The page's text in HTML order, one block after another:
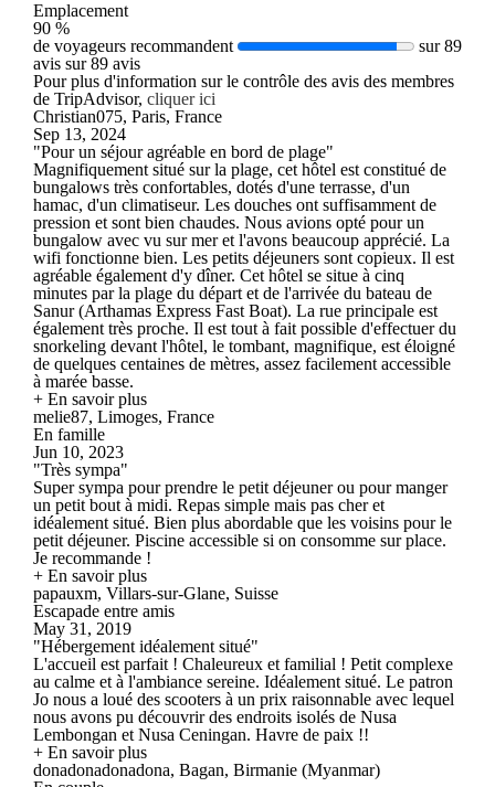
Emplacement
90 %
de voyageurs recommandent
sur 89
avis sur 89 avis
Pour plus d'information sur le contrôle des avis des membres
de TripAdvisor, cliquer ici
Christian075, Paris, France
Sep 13, 2024
"Pour un séjour agréable en bord de plage"
Magnifiquement situé sur la plage, cet hôtel est constitué de
bungalows très confortables, dotés d'une terrasse, d'un
hamac, d'un climatiseur. Les douches ont suffisamment de
pression et sont bien chaudes. Nous avions opté pour un
bungalow avec vu sur mer et l'avons beaucoup apprécié. La
wifi fonctionne bien. Les petits déjeuners sont copieux. Il est
agréable également d'y dîner. Cet hôtel se situe à cinq
minutes par la plage du départ et de l'arrivée du bateau de
Sanur (Arthamas Express Fast Boat). La rue principale est
également très proche. Il est tout à fait possible d'effectuer du
snorkeling devant l'hôtel, le tombant, magnifique, est éloigné
de quelques centaines de mètres, assez facilement accessible
à marée basse.
+ En savoir plus
melie87, Limoges, France
En famille
Jun 10, 2023
"Très sympa"
Super sympa pour prendre le petit déjeuner ou pour manger
un petit bout à midi. Repas simple mais pas cher et
idéalement situé. Bien plus abordable que les voisins pour le
petit déjeuner. Piscine accessible si on consomme sur place.
Je recommande !
+ En savoir plus
papauxm, Villars-sur-Glane, Suisse
Escapade entre amis
May 31, 2019
"Hébergement idéalement situé"
L'accueil est parfait ! Chaleureux et familial ! Petit complexe
au calme et à l'ambiance sereine. Idéalement situé. Le patron
Jo nous a loué des scooters à un prix raisonnable avec lequel
nous avons pu découvrir des endroits isolés de Nusa
Lembongan et Nusa Ceningan. Havre de paix !!
+ En savoir plus
donadonadonadona, Bagan, Birmanie (Myanmar)